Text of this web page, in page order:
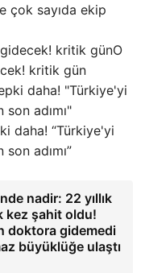
çok sayıda ekip
O
kritik gün
daha! “Türkiye'yi
adımı”
nadir: 22 yıllık
kez şahit oldu!
doktora gidemedi
büyüklüğe ulaştı